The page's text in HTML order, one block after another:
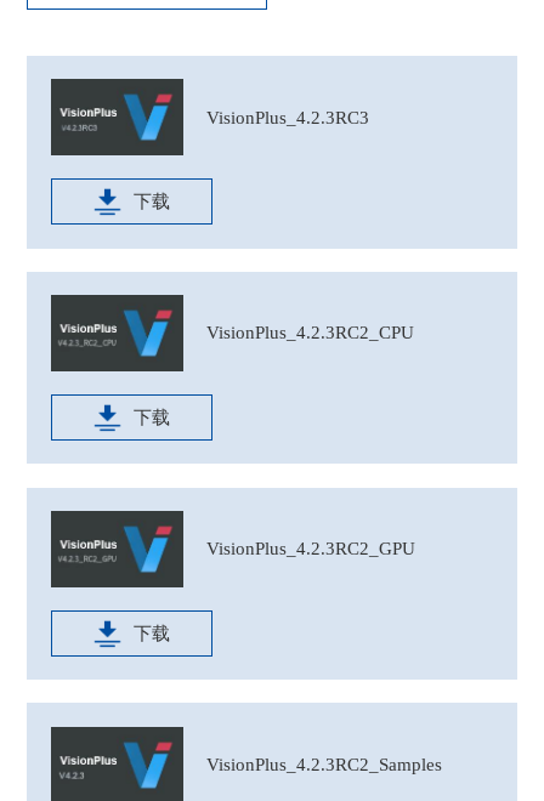
VisionPlus_4.2.3RC3
下载
VisionPlus_4.2.3RC2_CPU
下载
VisionPlus_4.2.3RC2_GPU
下载
VisionPlus_4.2.3RC2_Samples